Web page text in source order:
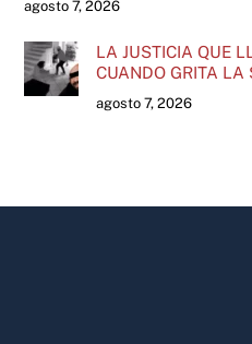
agosto 7, 2026
LA JUSTICIA QUE
CUANDO GRITA LA
agosto 7, 2026